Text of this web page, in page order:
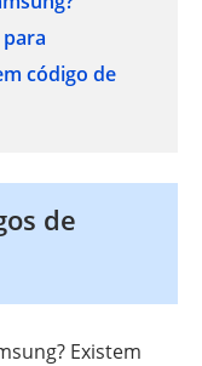
código de
de
Existem